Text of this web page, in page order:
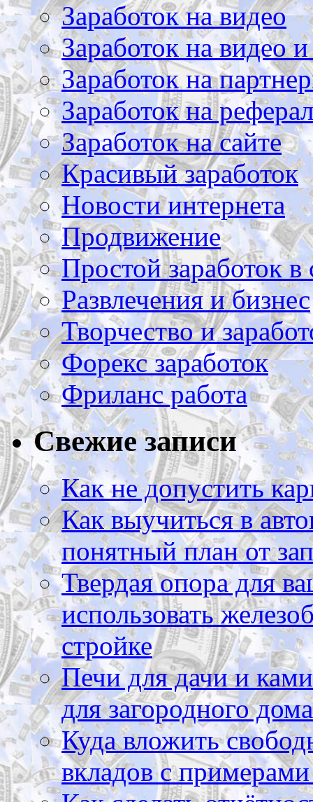
Заработок на видео
Заработок на видео
Заработок на
Заработок на
Заработок на сайте
Красивый заработок
Новости интернета
Продвижение
Простой заработок в
Развлечения и бизнес
Творчество и
Форекс заработок
Фриланс работа
Свежие записи
Как не допустить
Как выучиться в
понятный план от
Твердая опора для
использовать
стройке
Печи для дачи и
для загородного дома
Куда вложить
вкладов с